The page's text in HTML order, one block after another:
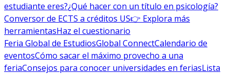
estudiante eres?¿Qué hacer con un título en psicología?
Conversor de ECTS a créditos US👉 Explora más
herramientasHaz el cuestionario
Feria Global de EstudiosGlobal ConnectCalendario de
eventosCómo sacar el máximo provecho a una
feriaConsejos para conocer universidades en feriasLista